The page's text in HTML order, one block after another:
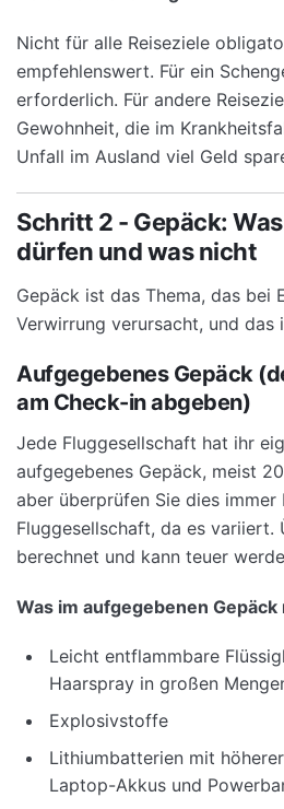
Nicht für alle Reiseziele
empfehlenswert. Für ein
erforderlich. Für andere
Gewohnheit, die im
Unfall im Ausland viel Geld
Schritt 2 - Gepäck:
dürfen und was nicht
Gepäck ist das Thema, das bei
Verwirrung verursacht, und das
Aufgegebenes Gepäck
am Check-in abgeben)
Jede Fluggesellschaft hat ihr
aufgegebenes Gepäck, meist
aber überprüfen Sie dies
Fluggesellschaft, da es variiert.
berechnet und kann teuer
Was im aufgegebenen
Leicht entflammbare
Haarspray in großen
Explosivstoffe
Lithiumbatterien mit
Laptop-Akkus und